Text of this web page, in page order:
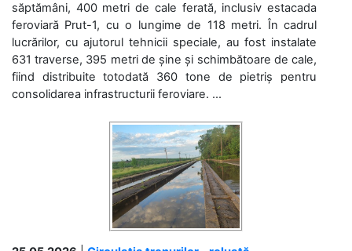
săptămâni, 400 metri de cale ferată, inclusiv estacada
feroviară Prut-1, cu o lungime de 118 metri. În cadrul
lucrărilor, cu ajutorul tehnicii speciale, au fost instalate
631 traverse, 395 metri de șine și schimbătoare de cale,
fiind distribuite totodată 360 tone de pietriș pentru
consolidarea infrastructurii feroviare. ...